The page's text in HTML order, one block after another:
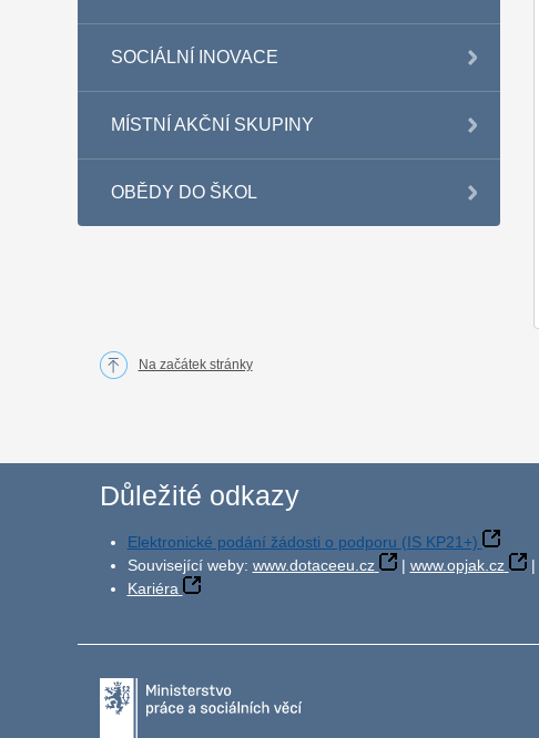
SOCIÁLNÍ INOVACE
MÍSTNÍ AKČNÍ SKUPINY
OBĚDY DO ŠKOL
Na začátek stránky
Důležité odkazy
Elektronické podání žádosti o podporu (IS KP21+)
Související weby: www.dotaceeu.cz | www.opjak.cz |
Kariéra